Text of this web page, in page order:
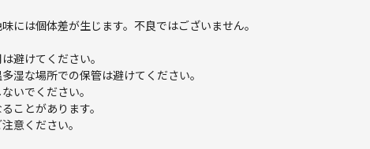
には個体差が生じます。不良ではございません。
避けてください。
湿な場所での保管は避けてください。
いでください。
ことがあります。
意ください。